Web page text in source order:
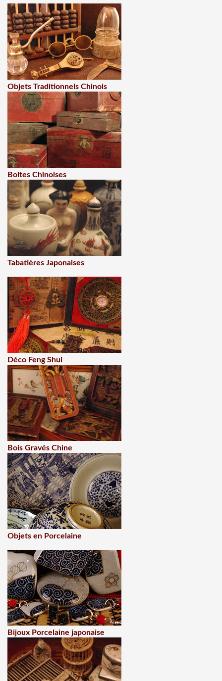
Objets Traditionnels Chinois
Boites Chinoises
Tabatières Japonaises
Déco Feng Shui
Bois Gravés Chine
Objets en Porcelaine
Bijoux Porcelaine japonaise